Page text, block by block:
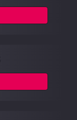
CONTACTO